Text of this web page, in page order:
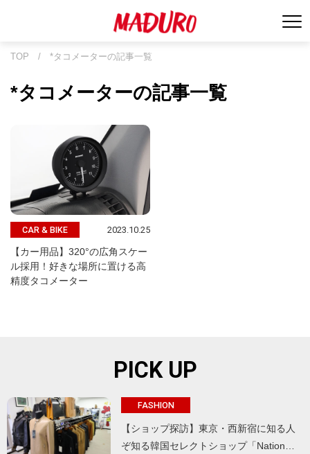
TOP / *タコメーターの記事一覧
*タコメーターの記事一覧
CAR & BIKE 2023.10.25
【カー用品】320°の広角スケー
ル採用！好きな場所に置ける高
精度タコメーター
PICK UP
FASHION
【ショップ探訪】東京・西新宿に知る人
ぞ知る韓国セレクトショップ「Nation…